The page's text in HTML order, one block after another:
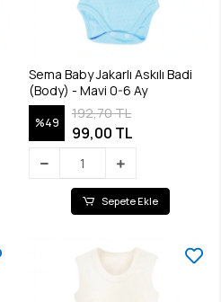
Sema Baby Jakarlı Askılı Badi
(Body) - Mavi 0-6 Ay
%49
192,70 TL
99,00 TL
Sepete Ekle